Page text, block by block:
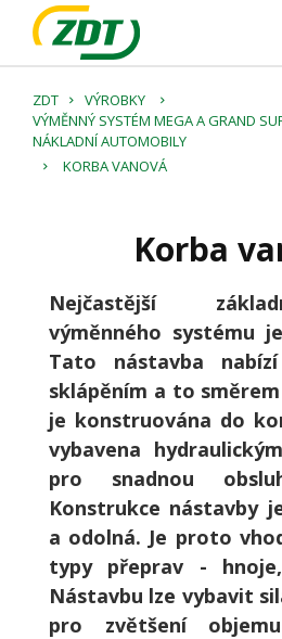
ZDT
VÝROBKY
VÝMĚNNÝ SYSTÉM MEGA A GRAND
NÁKLADNÍ AUTOMOBILY
KORBA VANOVÁ
Korba
Nejčastější
výměnného systému
Tato nástavba
sklápěním a to
je konstruována do
vybavena
pro snadnou
Konstrukce nástavby
a odolná. Je proto
typy přeprav -
Nástavbu lze vybavit
pro zvětšení